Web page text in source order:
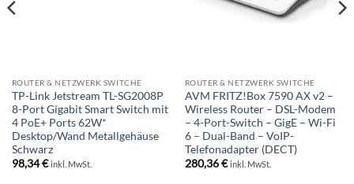
ROUTER & NETZWERK SWITCHE
TP-Link Jetstream TL-SG2008P
8-Port Gigabit Smart Switch mit
4 PoE+ Ports 62W*
Desktop/Wand Metallgehäuse
Schwarz
98,34€ inkl. MwSt.
ROUTER & NETZWERK SWITCHE
AVM FRITZ!Box 7590 AX v2 –
Wireless Router – DSL-Modem
– 4-Port-Switch – GigE – Wi-Fi
6 – Dual-Band – VoIP-
Telefonadapter (DECT)
280,36€ inkl. MwSt.